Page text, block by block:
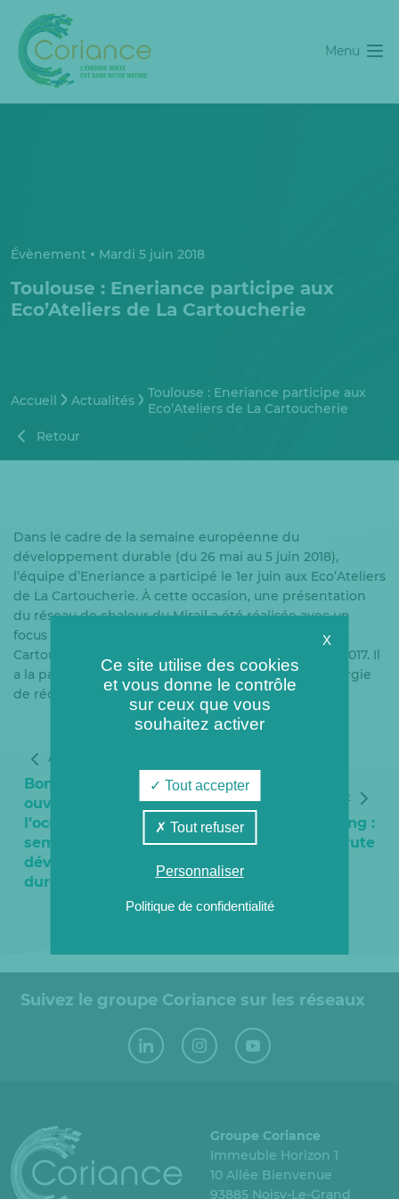
Menu
Évènement Mardi 5 juin 2018
Toulouse : Eneriance participe aux
Eco’Ateliers de La Cartoucherie
Accueil Actualités
Toulouse : Eneriance participe aux
Eco’Ateliers de La Cartoucherie
Retour
Dans le cadre de la semaine européenne du
développement durable (du 26 mai au 5 juin 2018),
l’équipe d’Eneriance a participé le 1er juin aux Eco’Ateliers
de La Cartoucherie. À cette occasion, une présentation
du réseau de chaleur du Mirail a été réalisée avec un
focus sur le réseau de chaleur et de froid de la
Cartoucherie. Le réseau de froid a été inauguré en 2017. Il
a la particularité d’être alimenté à 100% par de l’énergie
de récupération.
Article précédent
Bondy : Portes
ouvertes à
l’occasion de la
semaine du
développement
durable
Article suivant
Job Dating :
Coriance recrute
Suivez le groupe Coriance sur les réseaux
Groupe Coriance
Immeuble Horizon 1
10 Allée Bienvenue
93885 Noisy-Le-Grand
X
Ce site utilise des cookies
et vous donne le contrôle
sur ceux que vous
souhaitez activer
Tout accepter
Tout refuser
Personnaliser
Politique de confidentialité